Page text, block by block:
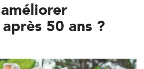
50 ans ?